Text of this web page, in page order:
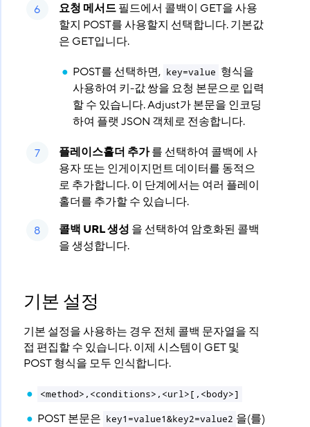
요청 메서드필드에서 콜백이 GET을 사용
할지 POST를 사용할지 선택합니다. 기본값
은 GET입니다.
POST를 선택하면,
key=value 형식을
사용하여 키-값 쌍을 요청 본문으로 입력
할 수 있습니다. Adjust가 본문을 인코딩
하여 플랫 JSON 객체로 전송합니다.
플레이스홀더 추가를 선택하여 콜백에 사
용자 또는 인게이지먼트 데이터를 동적으
로 추가합니다. 이 단계에서는 여러 플레이
홀더를 추가할 수 있습니다.
콜백 URL 생성 을 선택하여 암호화된 콜백
을 생성합니다.
기본 설정
기본 설정을 사용하는 경우 전체 콜백 문자열을 직
접 편집할 수 있습니다. 이제 시스템이 GET 및
POST 형식을 모두 인식합니다.
<method>,<conditions>,<url>[,<body>]
POST 본문은 key1=value1&key2=value2 을(를)